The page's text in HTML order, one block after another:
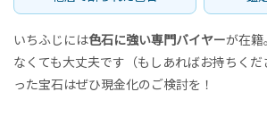
いちふじには色石に強い専門バイヤーが在籍
なくても大丈夫です（もしあればお持ちく
った宝石はぜひ現金化のご検討を！